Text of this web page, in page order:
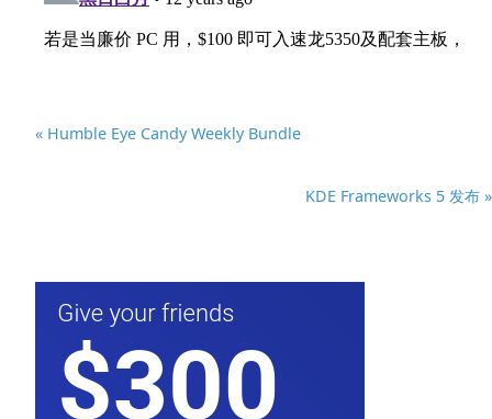
« Humble Eye Candy Weekly Bundle
KDE Frameworks 5 发布 »